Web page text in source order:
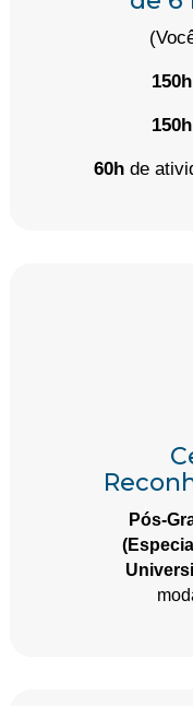
150h
150h
60hde
Pós-